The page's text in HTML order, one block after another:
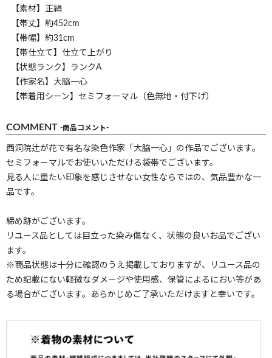
【素材】正絹
【帯丈】約452cm
【帯幅】約31cm
【帯仕立て】仕立て上がり
【状態ランク】ランクA
【作家名】大脇一心
【帯着用シーン】セミフォーマル（色無地・付下げ）
COMMENT -商品コメント-
西洞院辻が花で有名な染色作家「大脇一心」の作品でございます。
セミフォーマルでお使いいただける袋帯でございます。
見る人に重たい印象を感じさせない女性ならではの、気品豊かな一
品です。
締め跡がございます。
リユース品としては目立った染み傷なく、状態の良いお品でござい
ます。
※商品状態は十分に確認のうえ掲載しておりますが、リユース品の
ため記載にない軽微なダメージや使用感、保管によるにおい等があ
る場合がございます。あらかじめご了承いただけますと幸いです。